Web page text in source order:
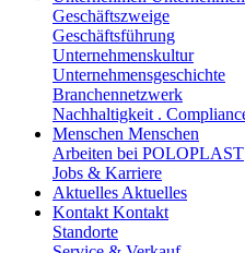
Geschäftszweige
Geschäftsführung
Unternehmenskultur
Unternehmensgeschichte
Branchennetzwerk
Nachhaltigkeit .
Menschen Menschen
Arbeiten bei POLOPLAST
Jobs & Karriere
Aktuelles Aktuelles
Kontakt Kontakt
Standorte